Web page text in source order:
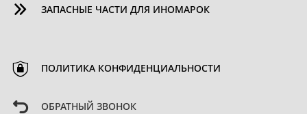
ЗАПАСНЫЕ ЧАСТИ ДЛЯ ИНОМАРОК
ПОЛИТИКА КОНФИДЕНЦИАЛЬНОСТИ
ОБРАТНЫЙ ЗВОНОК